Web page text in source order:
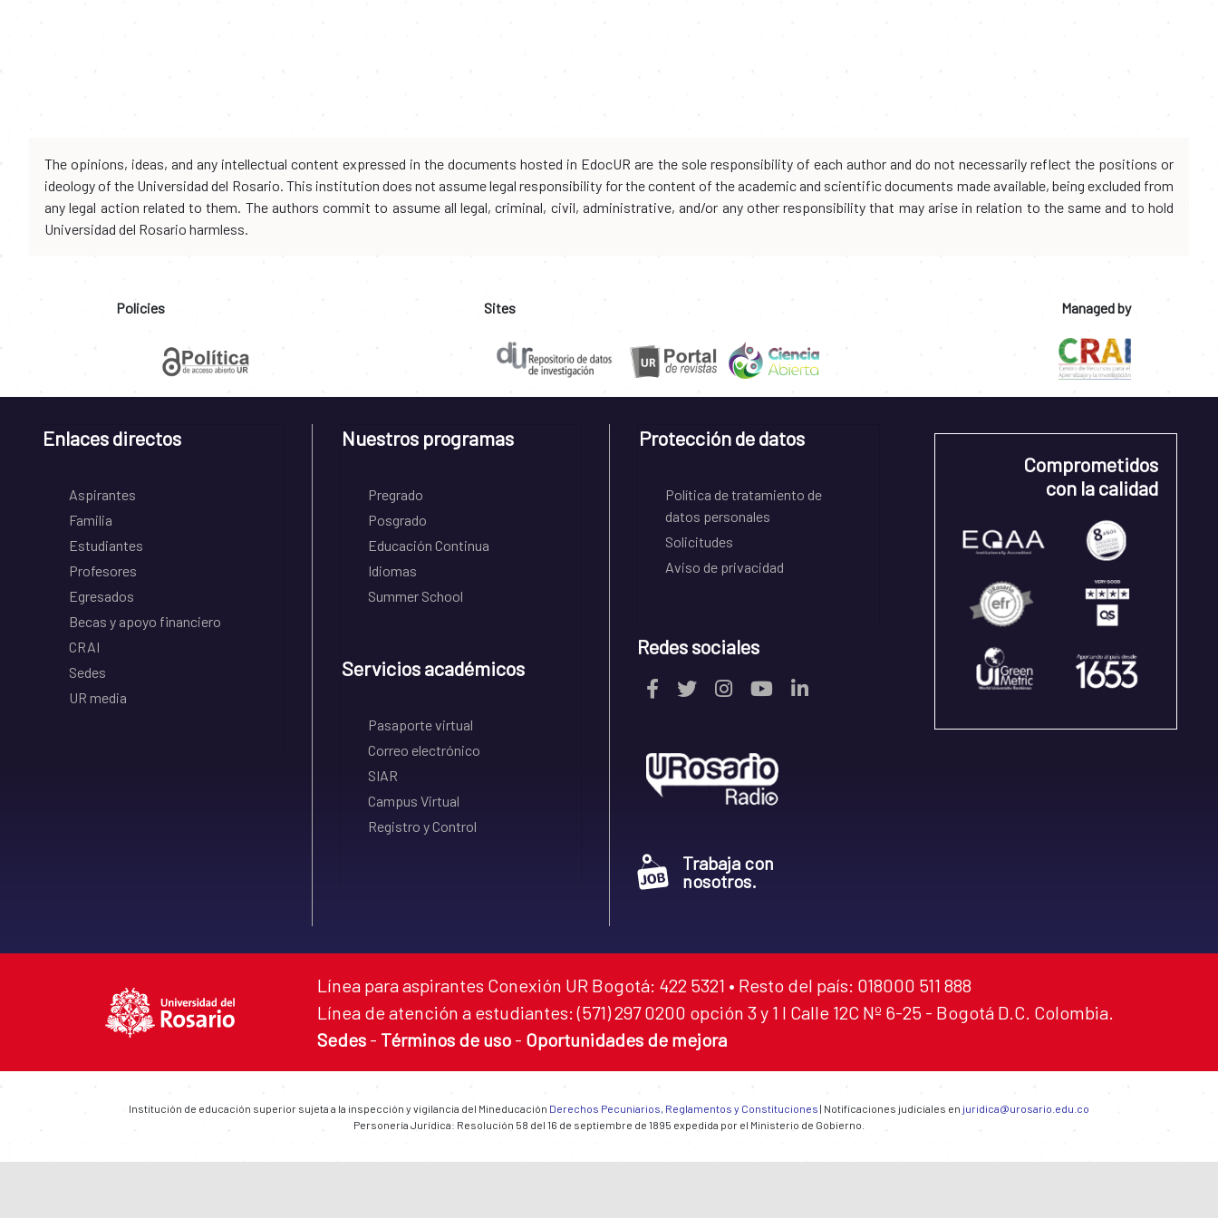
The opinions, ideas, and any intellectual content expressed in the documents hosted in EdocUR are the sole responsibility of each author and do not necessarily reflect the positions or
ideology of the Universidad del Rosario. This institution does not assume legal responsibility for the content of the academic and scientific documents made available, being excluded from
any legal action related to them. The authors commit to assume all legal, criminal, civil, administrative, and/or any other responsibility that may arise in relation to the same and to hold
Universidad del Rosario harmless.
Policies Sites Managed by
Enlaces directos
Aspirantes
Familia
Estudiantes
Profesores
Egresados
Becas y apoyo financiero
CRAI
Sedes
UR media
Nuestros programas
Pregrado
Posgrado
Educación Continua
Idiomas
Summer School
Servicios académicos
Pasaporte virtual
Correo electrónico
SIAR
Campus Virtual
Registro y Control
Protección de datos
Política de tratamiento de
datos personales
Solicitudes
Aviso de privacidad
Redes sociales
Trabaja con
nosotros.
Comprometidos
con la calidad
Línea para aspirantes Conexión UR Bogotá: 422 5321 • Resto del país: 018000 511 888
Línea de atención a estudiantes: (571) 297 0200 opción 3 y 1 I Calle 12C Nº 6-25 - Bogotá D.C. Colombia.
Sedes - Términos de uso - Oportunidades de mejora
Institución de educación superior sujeta a la inspección y vigilancia del Mineducación Derechos Pecuniarios, Reglamentos y Constituciones | Notificaciones judiciales en juridica@urosario.edu.co
Personería Jurídica: Resolución 58 del 16 de septiembre de 1895 expedida por el Ministerio de Gobierno.